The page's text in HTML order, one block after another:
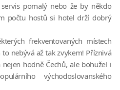
pomalý nebo že by někdo
počtu hostů si hotel drží dobrý
frekventovaných místech
nebývá až tak zvykem! Příznivá
hodně Čechů, ale bohužel i
východoslovanského